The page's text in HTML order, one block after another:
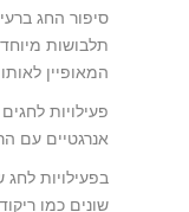
סיפור החג
תלבושות
המאופיין
פעילויות
אנרגטיים עם
בפעילויות
שונים כמו